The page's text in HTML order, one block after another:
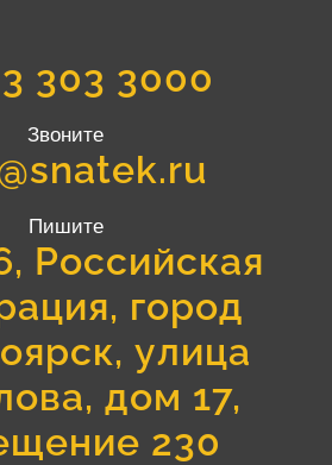
303 3000
Звоните
Пишите
Российская
город
улица
дом 17,
230